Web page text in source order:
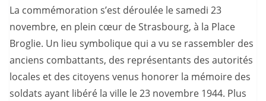
La commémoration s’est déroulée le samedi 23
novembre, en plein cœur de Strasbourg, à la Place
Broglie. Un lieu symbolique qui a vu se rassembler des
anciens combattants, des représentants des autorités
locales et des citoyens venus honorer la mémoire des
soldats ayant libéré la ville le 23 novembre 1944. Plus